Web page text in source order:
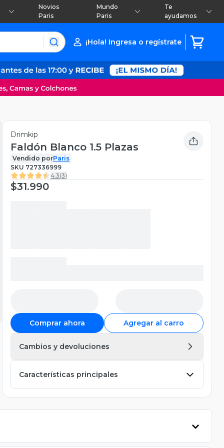
Novios
Paris
Mundo
Paris
Te
ayudamos
¡Hola! Ingresa o regístrate
Drimkip
Faldón Blanco 1.5 Plazas
Vendido porParis
SKU 727336999
4.3(3)
$31.990
Comprar ahora Agregar al carro
Cambios y devoluciones
Características principales